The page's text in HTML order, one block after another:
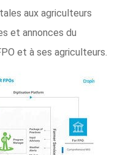
aux agriculteurs
et annonces du
et à ses agriculteurs.